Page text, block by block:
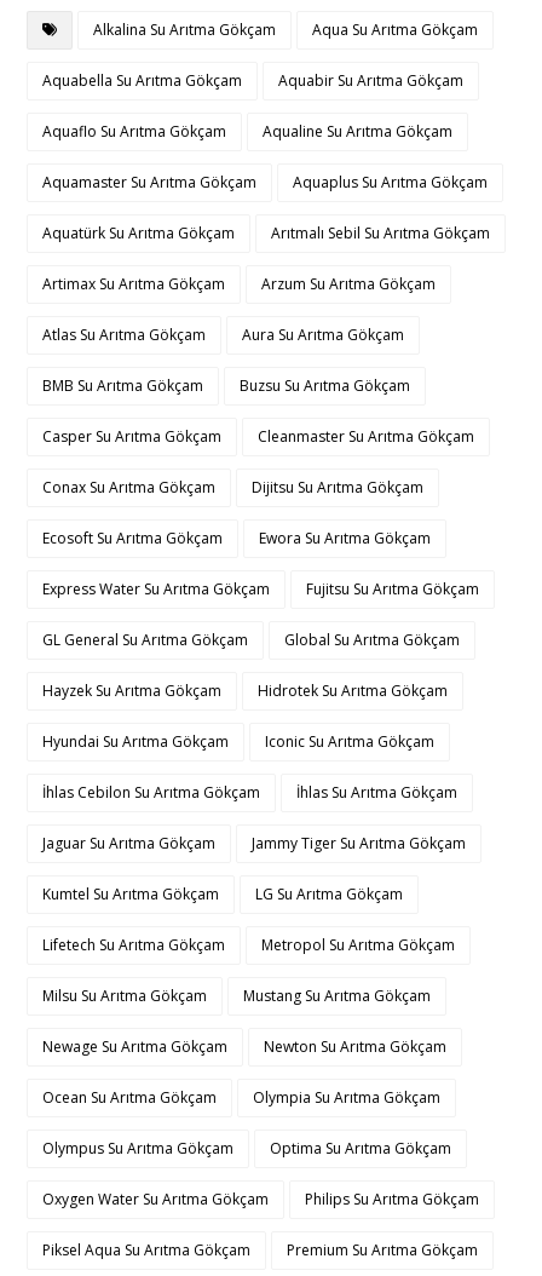
Alkalina Su Arıtma Gökçam Aqua Su Arıtma Gökçam
Aquabella Su Arıtma Gökçam Aquabir Su Arıtma Gökçam
Aquaflo Su Arıtma Gökçam Aqualine Su Arıtma Gökçam
Aquamaster Su Arıtma Gökçam Aquaplus Su Arıtma Gökçam
Aquatürk Su Arıtma Gökçam Arıtmalı Sebil Su Arıtma Gökçam
Artimax Su Arıtma Gökçam Arzum Su Arıtma Gökçam
Atlas Su Arıtma Gökçam Aura Su Arıtma Gökçam
BMB Su Arıtma Gökçam Buzsu Su Arıtma Gökçam
Casper Su Arıtma Gökçam Cleanmaster Su Arıtma Gökçam
Conax Su Arıtma Gökçam Dijitsu Su Arıtma Gökçam
Ecosoft Su Arıtma Gökçam Ewora Su Arıtma Gökçam
Express Water Su Arıtma Gökçam Fujitsu Su Arıtma Gökçam
GL General Su Arıtma Gökçam Global Su Arıtma Gökçam
Hayzek Su Arıtma Gökçam Hidrotek Su Arıtma Gökçam
Hyundai Su Arıtma Gökçam Iconic Su Arıtma Gökçam
İhlas Cebilon Su Arıtma Gökçam İhlas Su Arıtma Gökçam
Jaguar Su Arıtma Gökçam Jammy Tiger Su Arıtma Gökçam
Kumtel Su Arıtma Gökçam LG Su Arıtma Gökçam
Lifetech Su Arıtma Gökçam Metropol Su Arıtma Gökçam
Milsu Su Arıtma Gökçam Mustang Su Arıtma Gökçam
Newage Su Arıtma Gökçam Newton Su Arıtma Gökçam
Ocean Su Arıtma Gökçam Olympia Su Arıtma Gökçam
Olympus Su Arıtma Gökçam Optima Su Arıtma Gökçam
Oxygen Water Su Arıtma Gökçam Philips Su Arıtma Gökçam
Piksel Aqua Su Arıtma Gökçam Premium Su Arıtma Gökçam